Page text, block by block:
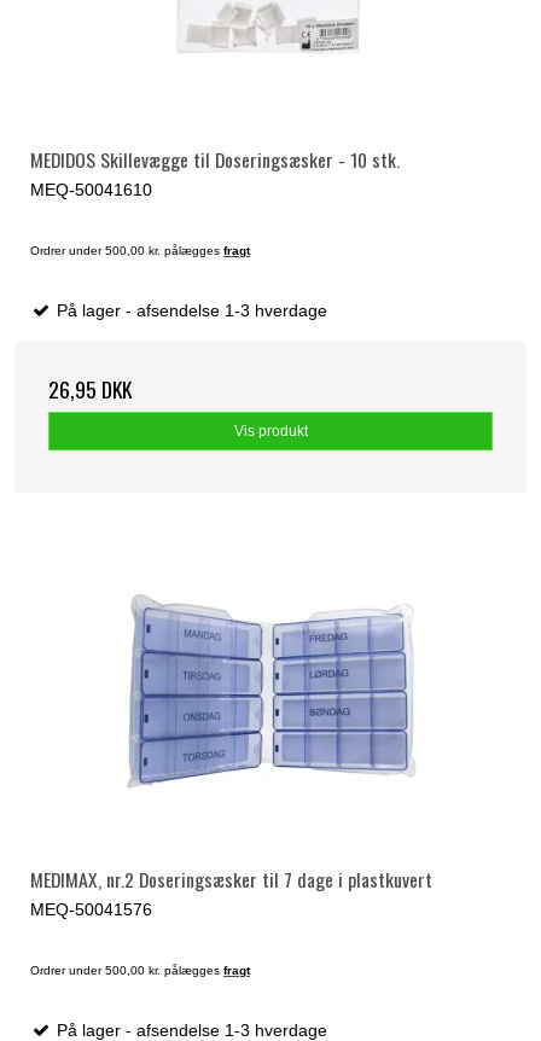
MEDIDOS Skillevægge til Doseringsæsker - 10 stk.
MEQ-50041610
Ordrer under 500,00 kr. pålægges fragt
På lager - afsendelse 1-3 hverdage
26,95 DKK
Vis produkt
MEDIMAX, nr.2 Doseringsæsker til 7 dage i plastkuvert
MEQ-50041576
Ordrer under 500,00 kr. pålægges fragt
På lager - afsendelse 1-3 hverdage